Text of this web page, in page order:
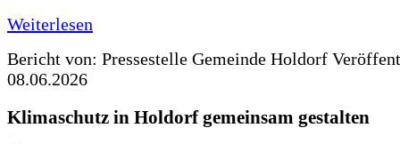
Weiterlesen
Bericht von: Pressestelle Gemeinde Holdorf
08.06.2026
Klimaschutz in Holdorf gemeinsam gestalten